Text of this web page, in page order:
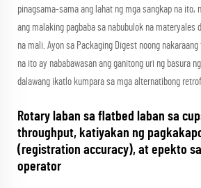
pinagsama-sama ang lahat ng mga sangkap na ito,
ang malaking pagbaba sa nabubulok na materyales
na mali. Ayon sa Packaging Digest noong
na ito ay nababawasan ang ganitong uri ng basura
dalawang ikatlo kumpara sa mga alternatibong
Rotary laban sa flatbed laban sa
throughput, katiyakan ng
(registration accuracy), at epekto
operator